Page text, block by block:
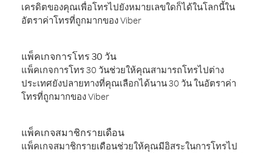
เครดิตของคุณเพื่อโทรไปยังหมายเลขใดก็ได้ในโลกนี้ใน
อัตราค่าโทรที่ถูกมากของ Viber
แพ็คเกจการโทร 30 วัน
แพ็คเกจการโทร 30 วันช่วยให้คุณสามารถโทรไปต่าง
ประเทศยังปลายทางที่คุณเลือกได้นาน 30 วัน ในอัตราค่า
โทรที่ถูกมากของ Viber
แพ็คเกจสมาชิกรายเดือน
แพ็คเกจสมาชิกรายเดือนช่วยให้คุณมีอิสระในการโทรไป